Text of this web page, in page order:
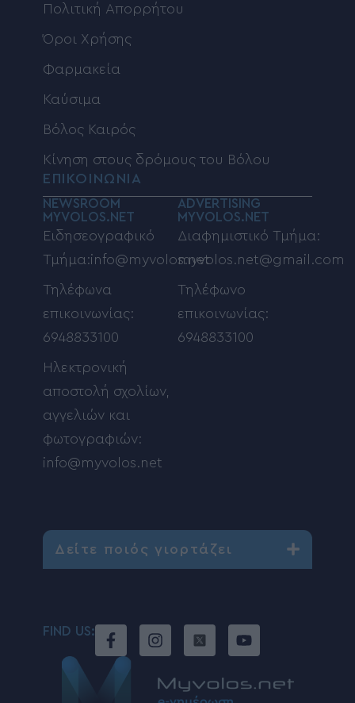
Πολιτική Απορρήτου
Όροι Χρήσης
Φαρμακεία
Καύσιμα
Βόλος Καιρός
Κίνηση στους δρόμους του Βόλου
ΕΠΙΚΟΙΝΩΝΙΑ
NEWSROOM
MYVOLOS.NET
Ειδησεογραφικό
Τμήμα:info@myvolos.net
Τηλέφωνα
επικοινωνίας:
6948833100
Ηλεκτρονική
αποστολή σχολίων,
αγγελιών και
φωτογραφιών:
info@myvolos.net
ADVERTISING
MYVOLOS.NET
Διαφημιστικό Τμήμα:
myvolos.net@gmail.com
Τηλέφωνο
επικοινωνίας:
6948833100
Δείτε ποιός γιορτάζει
FIND US: